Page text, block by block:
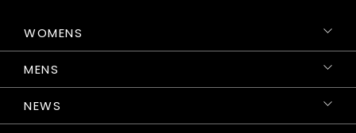
WOMENS
MENS
NEWS